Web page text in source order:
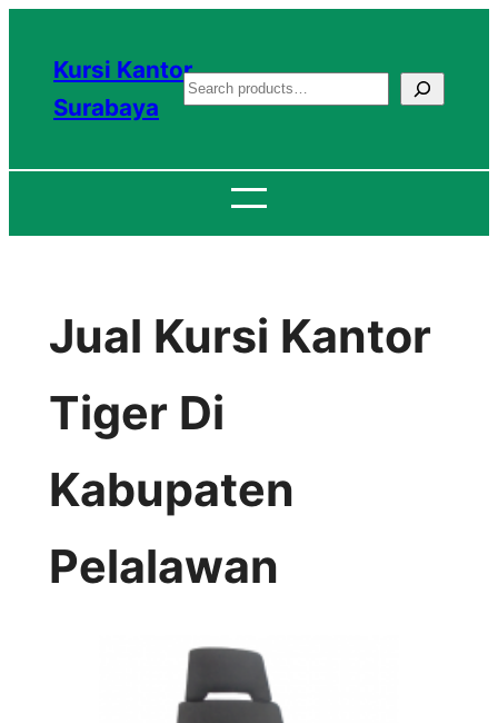
konten
Kursi Kantor
Surabaya
S
a
c
Jual Kursi Kantor
Tiger Di
Kabupaten
Pelalawan